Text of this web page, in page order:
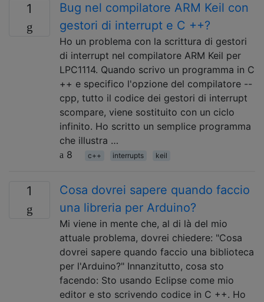
1
Bug nel compilatore ARM Keil con
gestori di interrupt e C ++?
Ho un problema con la scrittura di gestori
di interrupt nel compilatore ARM Keil per
LPC1114. Quando scrivo un programma in C
++ e specifico l'opzione del compilatore --
cpp, tutto il codice dei gestori di interrupt
scompare, viene sostituito con un ciclo
infinito. Ho scritto un semplice programma
che illustra …
8
c++ interrupts keil
1
Cosa dovrei sapere quando faccio
una libreria per Arduino?
Mi viene in mente che, al di là del mio
attuale problema, dovrei chiedere: "Cosa
dovrei sapere quando faccio una biblioteca
per l'Arduino?" Innanzitutto, cosa sto
facendo: Sto usando Eclipse come mio
editor e sto scrivendo codice in C ++. Ho